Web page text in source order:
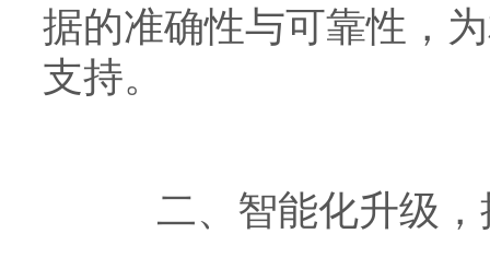
据的准确性与可靠性，
支持。
二、智能化升级，